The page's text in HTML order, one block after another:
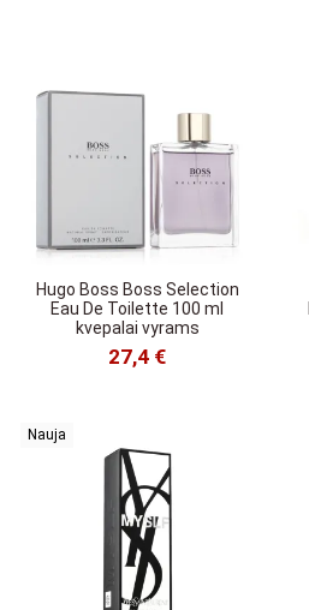
Hugo Boss Boss Selection
Eau De Toilette 100 ml
kvepalai vyrams
27,4 €
Nauja